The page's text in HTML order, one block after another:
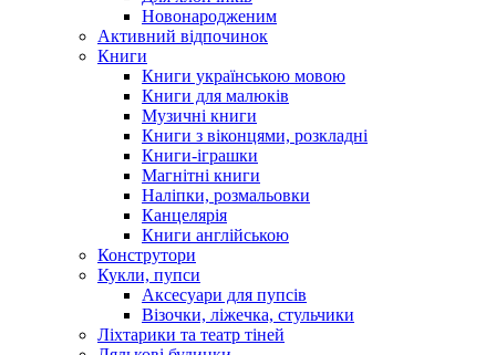
Новонародженим
Активний відпочинок
Книги
Книги українською мовою
Книги для малюків
Музичні книги
Книги з віконцями, розкладні
Книги-іграшки
Магнітні книги
Наліпки, розмальовки
Канцелярія
Книги англійською
Конструтори
Кукли, пупси
Аксесуари для пупсів
Візочки, ліжечка, стульчики
Ліхтарики та театр тіней